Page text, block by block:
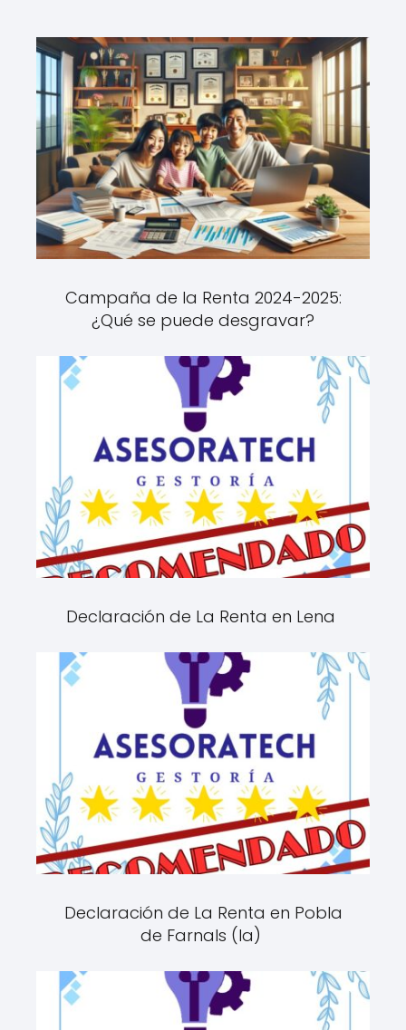
Campaña de la Renta 2024-2025:
¿Qué se puede desgravar?
Declaración de La Renta en Lena
Declaración de La Renta en Pobla
de Farnals (la)